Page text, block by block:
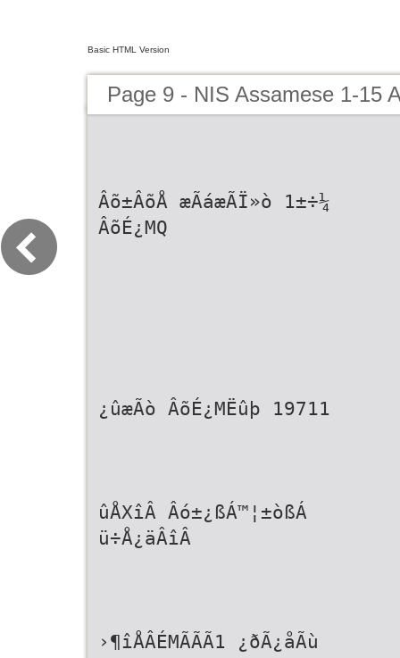
Basic HTML Version
Page 9 - NIS Assamese 1-15
Âõ±ÂõÅ æÃáæÃÏ»ò 1±÷¼
ÂõÉ¿MQ
¿ûæÃò ÂõÉ¿MËûþ 19711
ûÅXîÂ Âó±¿ßÁ™¦±òßÁ
ü÷Å¿äÂîÂ
›¶îÅÂÉMÃÃÃ1 ¿ðÃ¿åÃù